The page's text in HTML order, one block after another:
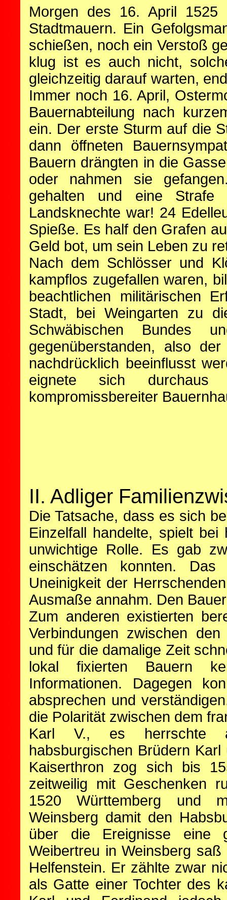
Morgen des 16. April 1525
Stadtmauern. Ein
schießen, noch ein Verstoß
klug ist es auch nicht,
gleichzeitig darauf warten,
Immer noch 16. April,
Bauernabteilung nach
ein. Der erste Sturm auf die
dann öffneten
Bauern drängten in die
oder nahmen sie
gehalten und eine Strafe
Landsknechte war! 24
Spieße. Es half den Grafen
Geld bot, um sein Leben zu
Nach dem Schlösser und
kampflos zugefallen waren,
beachtlichen militärischen
Stadt, bei Weingarten zu
Schwäbischen Bundes
gegenüberstanden, also
nachdrücklich beeinflusst
eignete sich durchaus
kompromissbereiter
II. Adliger
Die Tatsache, dass es sich
Einzelfall handelte, spielt bei
unwichtige Rolle. Es gab
einschätzen konnten.
Uneinigkeit der
Ausmaße annahm. Den
Zum anderen existierten
Verbindungen zwischen
und für die damalige Zeit
lokal fixierten Bauern
Informationen. Dagegen
absprechen und
die Polarität zwischen dem
Karl V., es herrschte
habsburgischen Brüdern
Kaiserthron zog sich bis
zeitweilig mit Geschenken
1520 Württemberg und
Weinsberg damit den
über die Ereignisse eine
Weibertreu in Weinsberg
Helfenstein. Er zählte zwar
als Gatte einer Tochter des